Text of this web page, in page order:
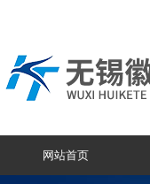
网站首页